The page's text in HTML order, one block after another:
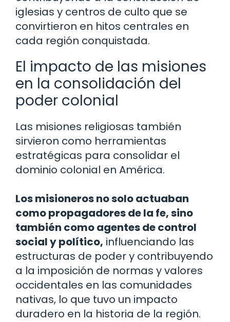
iglesias y centros de culto que se
convirtieron en hitos centrales en
cada región conquistada.
El impacto de las misiones
en la consolidación del
poder colonial
Las misiones religiosas también
sirvieron como herramientas
estratégicas para consolidar el
dominio colonial en América.
Los misioneros no solo actuaban
como propagadores de la fe, sino
también como agentes de control
social y político, influenciando las
estructuras de poder y contribuyendo
a la imposición de normas y valores
occidentales en las comunidades
nativas, lo que tuvo un impacto
duradero en la historia de la región.